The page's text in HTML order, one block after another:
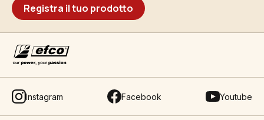
Registra il tuo prodotto
Instagram Facebook Youtube